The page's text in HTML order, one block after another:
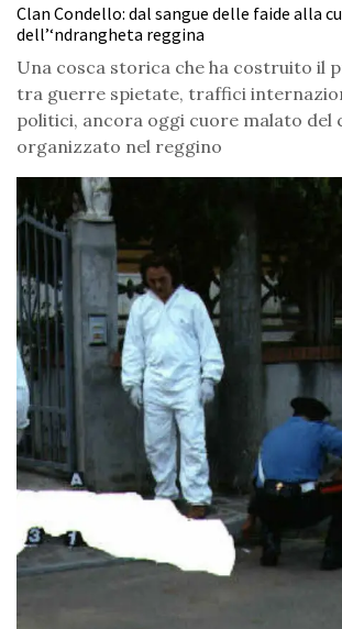
Clan Condello: dal sangue delle faide alla
dell’‘ndrangheta reggina
Una cosca storica che ha costruito il
tra guerre spietate, traffici
politici, ancora oggi cuore malato del
organizzato nel reggino